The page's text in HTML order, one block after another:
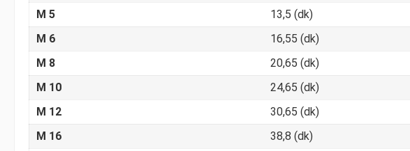
M 5
13,5 (dk)
M 6
16,55 (dk)
M 8
20,65 (dk)
M 10
24,65 (dk)
M 12
30,65 (dk)
M 16
38,8 (dk)